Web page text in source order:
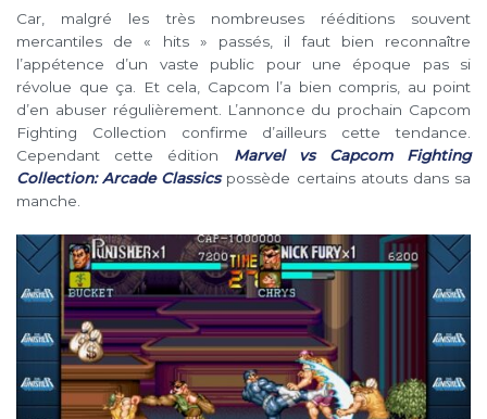
Car, malgré les très nombreuses rééditions souvent
mercantiles de « hits » passés, il faut bien reconnaître
l’appétence d’un vaste public pour une époque pas si
révolue que ça. Et cela, Capcom l’a bien compris, au point
d’en abuser régulièrement. L’annonce du prochain Capcom
Fighting Collection confirme d’ailleurs cette tendance.
Cependant cette édition Marvel vs Capcom Fighting
Collection: Arcade Classicspossède certains atouts dans sa
manche.